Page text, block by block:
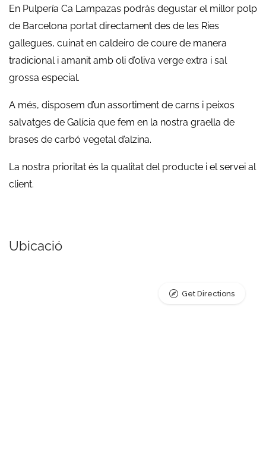
En Pulpería Ca Lampazas podràs degustar el millor polp
de Barcelona portat directament des de les Ries
gallegues, cuinat en caldeiro de coure de manera
tradicional i amanit amb oli d’oliva verge extra i sal
grossa especial.
A més, disposem d’un assortiment de carns i peixos
salvatges de Galícia que fem en la nostra graella de
brases de carbó vegetal d’alzina.
La nostra prioritat és la qualitat del producte i el servei al
client.
Ubicació
Get Directions